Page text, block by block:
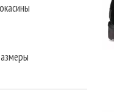
г. Москва